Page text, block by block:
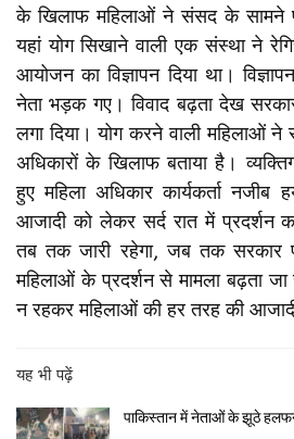
के खिलाफ महिलाओं ने संसद के सामने
यहां योग सिखाने वाली एक संस्था ने
आयोजन का विज्ञापन दिया था।
नेता भड़क गए। विवाद बढ़ता देख
लगा दिया। योग करने वाली
अधिकारों के खिलाफ बताया है।
हुए महिला अधिकार कार्यकर्ता
आजादी को लेकर सर्द रात में प्रदर्शन
तब तक जारी रहेगा, जब तक सरकार
महिलाओं के प्रदर्शन से मामला बढ़ता जा
न रहकर महिलाओं की हर तरह की
यह भी पढ़ें
पाकिस्तान में नेताओं के झूठे